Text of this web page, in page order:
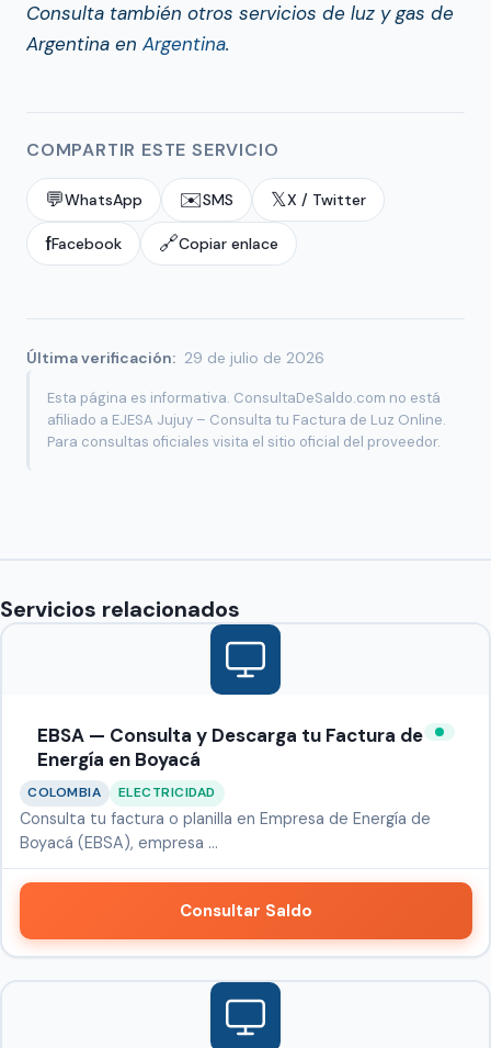
Consulta también otros servicios de luz y gas de
Argentina en Argentina.
COMPARTIR ESTE SERVICIO
💬WhatsApp ✉️SMS 𝕏X / Twitter
fFacebook 🔗Copiar enlace
Última verificación: 29 de julio de 2026
Esta página es informativa. ConsultaDeSaldo.com no está
afiliado a EJESA Jujuy – Consulta tu Factura de Luz Online.
Para consultas oficiales visita el sitio oficial del proveedor.
Servicios relacionados
EBSA — Consulta y Descarga tu Factura de
Energía en Boyacá
COLOMBIA ELECTRICIDAD
Consulta tu factura o planilla en Empresa de Energía de
Boyacá (EBSA), empresa …
Consultar Saldo